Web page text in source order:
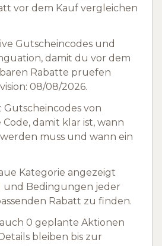
vor dem Kauf vergleichen
Gutscheincodes und
damit du vor dem
Rabatte pruefen
08/08/2026.
von
damit klar ist, wann
muss und wann ein
Kategorie angezeigt
und Bedingungen jeder
Rabatt zu finden.
0 geplante Aktionen
bleiben bis zur